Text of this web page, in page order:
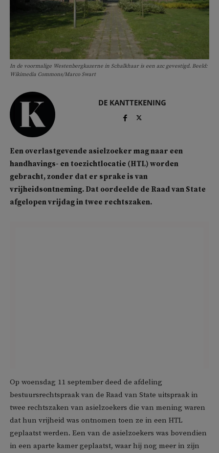
In de voormalige Westenbergkazerne in Schalkhaar is een azc gevestigd. Beeld:
Wikimedia Commons/Marco Swart
DE KANTTEKENING
Een overlastgevende asielzoeker mag naar een
handhavings- en toezichtlocatie (HTL) worden
gebracht, zonder dat er sprake is van
vrijheidsontneming. Dat oordeelde de Raad van State
afgelopen vrijdag in twee rechtszaken.
Op woensdag 11 september deed de afdeling
bestuursrechtspraak van de Raad van State uitspraak in
twee rechtszaken van asielzoekers die van mening waren
dat hun vrijheid was ontnomen toen ze in een HTL
geplaatst werden. Een van de asielzoekers was bovendien
in een aparte kamer geplaatst, waar hij nog meer in zijn